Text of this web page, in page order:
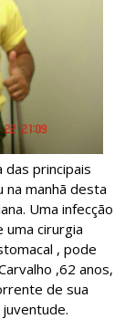
principais
na manhã desta
Uma infecção
cirurgia
, pode
,62 anos,
de sua